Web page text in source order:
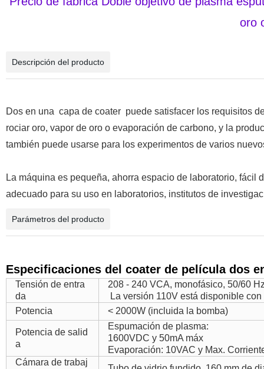
oro
Descripción del producto
Dos en una capa de coater puede satisfacer los requisitos
rociar oro, vapor de oro o evaporación de carbono, y la
también puede usarse para los experimentos de varios
La máquina es pequeña, ahorra espacio de laboratorio,
adecuado para su uso en laboratorios, institutos de
Parámetros del producto
Especificaciones del coater de película dos
Tensión de entra
da
208 - 240 VCA, monofásico, 50/60
La versión 110V está disponible
Potencia
< 2000W (incluida la bomba)
Potencia de salid
a
Espumación de plasma:
1600VDC y 50mA máx
Evaporación: 10VAC y Max.
Cámara de trabaj